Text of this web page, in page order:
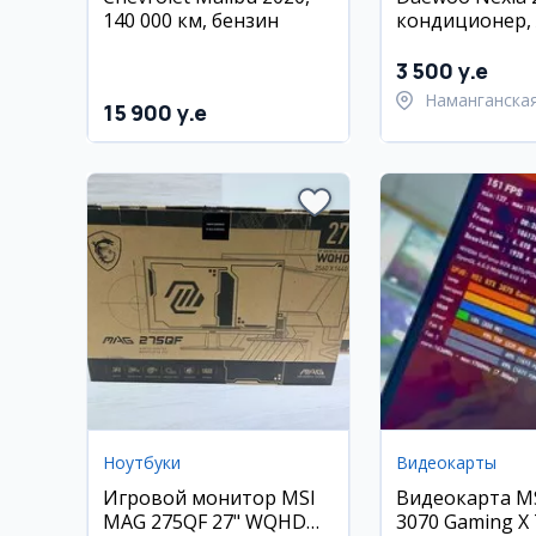
140 000 км, бензин
15 900 y.e
кондиционер,
3 500 y.e
Ноутбуки
Игровой монитор MSI
MAG 275QF 27" WQHD
Видеокарты
Видеокарта
3070 Gaming